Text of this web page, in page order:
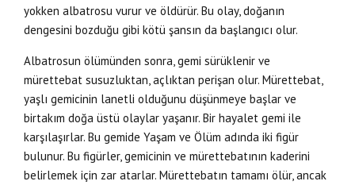
yokken albatrosu vurur ve öldürür. Bu olay, doğanın
dengesini bozduğu gibi kötü şansın da başlangıcı olur.
Albatrosun ölümünden sonra, gemi sürüklenir ve
mürettebat susuzluktan, açlıktan perişan olur. Mürettebat,
yaşlı gemicinin lanetli olduğunu düşünmeye başlar ve
birtakım doğa üstü olaylar yaşanır. Bir hayalet gemi ile
karşılaşırlar. Bu gemide Yaşam ve Ölüm adında iki figür
bulunur. Bu figürler, gemicinin ve mürettebatının kaderini
belirlemek için zar atarlar. Mürettebatın tamamı ölür, ancak